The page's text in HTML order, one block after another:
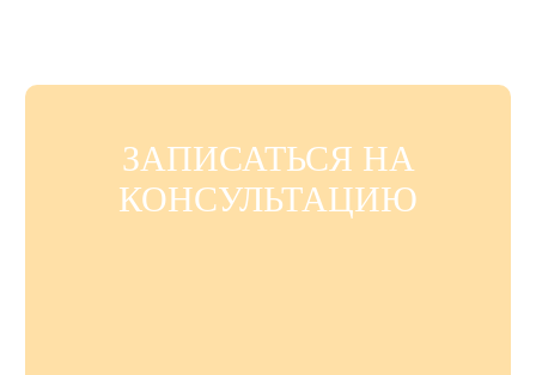
ЗАПИСАТЬСЯ НА
КОНСУЛЬТАЦИЮ